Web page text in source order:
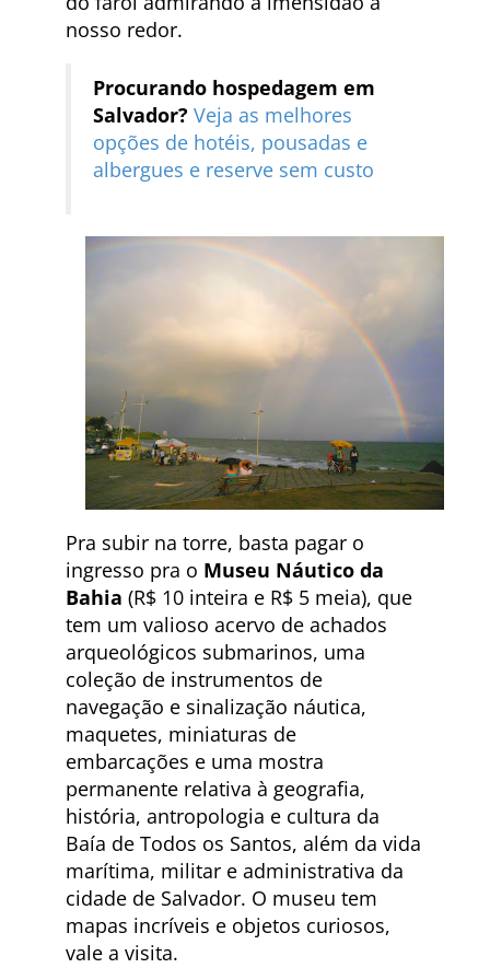
nosso redor.
Procurando hospedagem em
Salvador? Veja as melhores
opções de hotéis, pousadas e
albergues e reserve sem custo
Pra subir na torre, basta pagar o
ingresso pra o Museu Náutico da
Bahia (R$ 10 inteira e R$ 5 meia), que
tem um valioso acervo de achados
arqueológicos submarinos, uma
coleção de instrumentos de
navegação e sinalização náutica,
maquetes, miniaturas de
embarcações e uma mostra
permanente relativa à geografia,
história, antropologia e cultura da
Baía de Todos os Santos, além da vida
marítima, militar e administrativa da
cidade de Salvador. O museu tem
mapas incríveis e objetos curiosos,
vale a visita.